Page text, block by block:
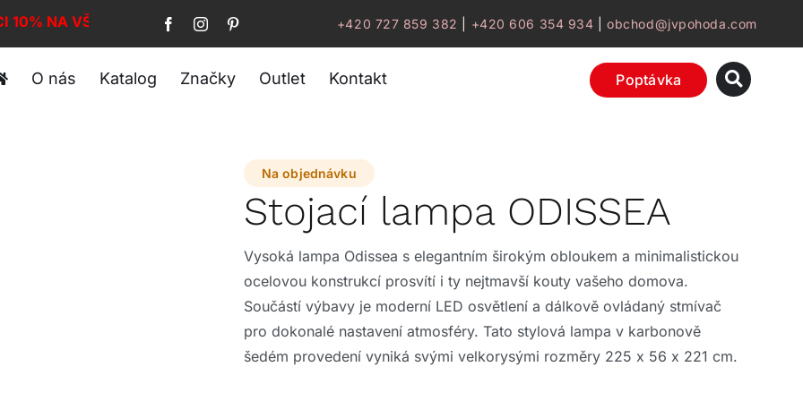
10% NA VŠE! +420 727 859 382 +420 606 354 934 |obchod@jvpohoda.com
O nás Katalog Značky Outlet Kontakt Poptávka
Na objednávku
Stojací lampa ODISSEA
Vysoká lampa Odissea s elegantním širokým obloukem a minimalistickou
ocelovou konstrukcí prosvítí i ty nejtmavší kouty vašeho domova.
Součástí výbavy je moderní LED osvětlení a dálkově ovládaný stmívač
pro dokonalé nastavení atmosféry. Tato stylová lampa v karbonově
šedém provedení vyniká svými velkorysými rozměry 225 x 56 x 221 cm.